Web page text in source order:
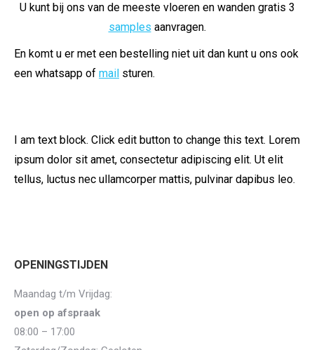
U kunt bij ons van de meeste vloeren en wanden gratis 3
samples aanvragen.
En komt u er met een bestelling niet uit dan kunt u ons ook
een whatsapp of mail sturen.
I am text block. Click edit button to change this text. Lorem
ipsum dolor sit amet, consectetur adipiscing elit. Ut elit
tellus, luctus nec ullamcorper mattis, pulvinar dapibus leo.
OPENINGSTIJDEN
Maandag t/m Vrijdag:
open op afspraak
08:00 – 17:00